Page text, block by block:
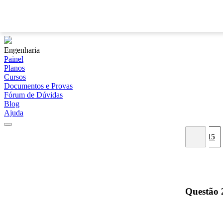
Engenharia
Painel
Planos
Cursos
Documentos e Provas
Fórum de Dúvidas
Blog
Ajuda
15
Questão